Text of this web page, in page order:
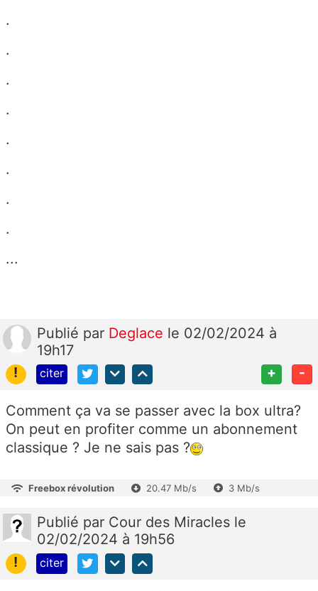
.
.
.
.
.
.
.
.
...
Publié par Deglace le 02/02/2024 à
19h17
!
citer + -
Comment ça va se passer avec la box ultra?
On peut en profiter comme un abonnement
classique ? Je ne sais pas ?
Freebox révolution 20.47 Mb/s 3 Mb/s
Publié par Cour des Miracles le
02/02/2024 à 19h56
!
citer